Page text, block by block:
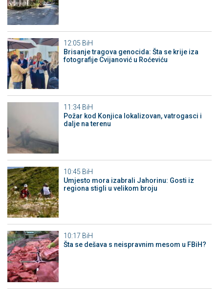
12:05 BiH
Brisanje tragova genocida: Šta se krije iza
fotografije Cvijanović u Roćeviću
11:34 BiH
Požar kod Konjica lokalizovan, vatrogasci i
dalje na terenu
10:45 BiH
Umjesto mora izabrali Jahorinu: Gosti iz
regiona stigli u velikom broju
10:17 BiH
Šta se dešava s neispravnim mesom u FBiH?